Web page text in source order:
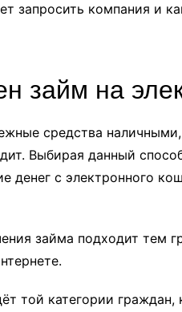
запросить компания и
займ на
средства
Выбирая данный
денег с электронного
займа подходит тем
той категории граждан,